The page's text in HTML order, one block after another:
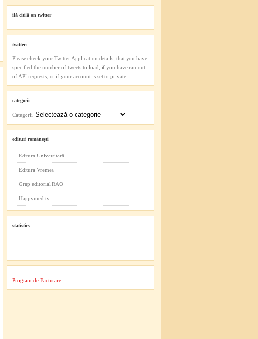
ilă citilă on twitter
twitter:
Please check your Twitter Application details, that you have
specified the number of tweets to load, if you have ran out
of API requests, or if your account is set to private
categorii
Categorii
edituri româneşti
Editura Universitară
Editura Vremea
Grup editorial RAO
Happymed.tv
statistics
Program de Facturare